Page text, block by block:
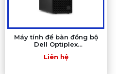
Máy tính để bàn đồng bộ
Dell Optiplex
Liên hệ